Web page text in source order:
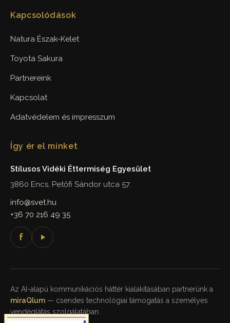
Kapcsolódások
Natura Észak-Kelet
Toyota Sakura
Partnereink
Kapcsolat
Adatvédelem és impresszum
Így ér el minket
Stílusos Vidéki Éttermiség Egyesület
3860 Encs, Petőfi Sándor utca 57.
info@svet.hu
+36 70 216 49 35
f
Az AI-alapú kommunikációs háttér kialakításában partnerünk a
miraQlum — csendes technológiai támogatás a személyes
vendéglátás szolgálatában.